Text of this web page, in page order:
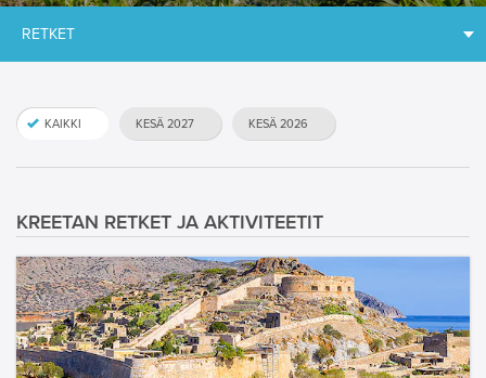
RETKET
KAIKKI KESÄ 2027 KESÄ 2026
KREETAN RETKET JA AKTIVITEETIT